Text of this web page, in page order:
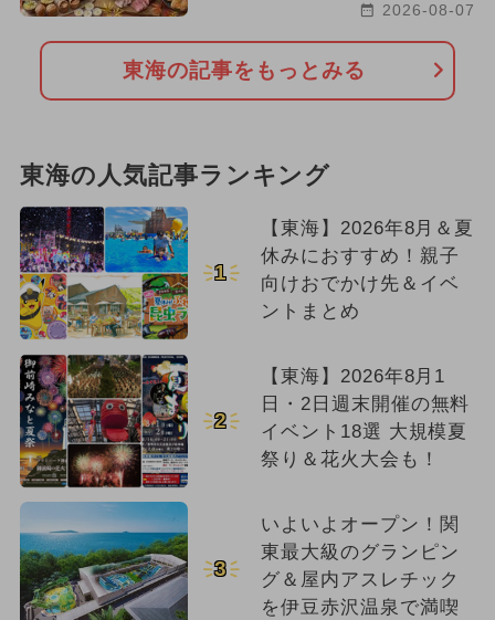
2026-08-07
東海の記事をもっとみる
東海の人気記事ランキング
1
【東海】2026年8月＆夏
休みにおすすめ！親子
向けおでかけ先＆イベ
ントまとめ
2
【東海】2026年8月1
日・2日週末開催の無料
イベント18選 大規模夏
祭り＆花火大会も！
3
いよいよオープン！関
東最大級のグランピン
グ＆屋内アスレチック
を伊豆赤沢温泉で満喫